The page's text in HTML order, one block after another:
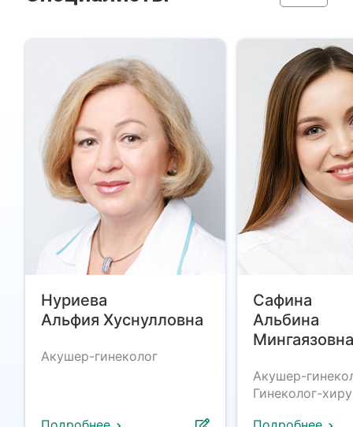
Нуриева
Альфия Хуснулловна
Акушер-гинеколог
Сафина
Альбина
Акушер-
Гинеколог-